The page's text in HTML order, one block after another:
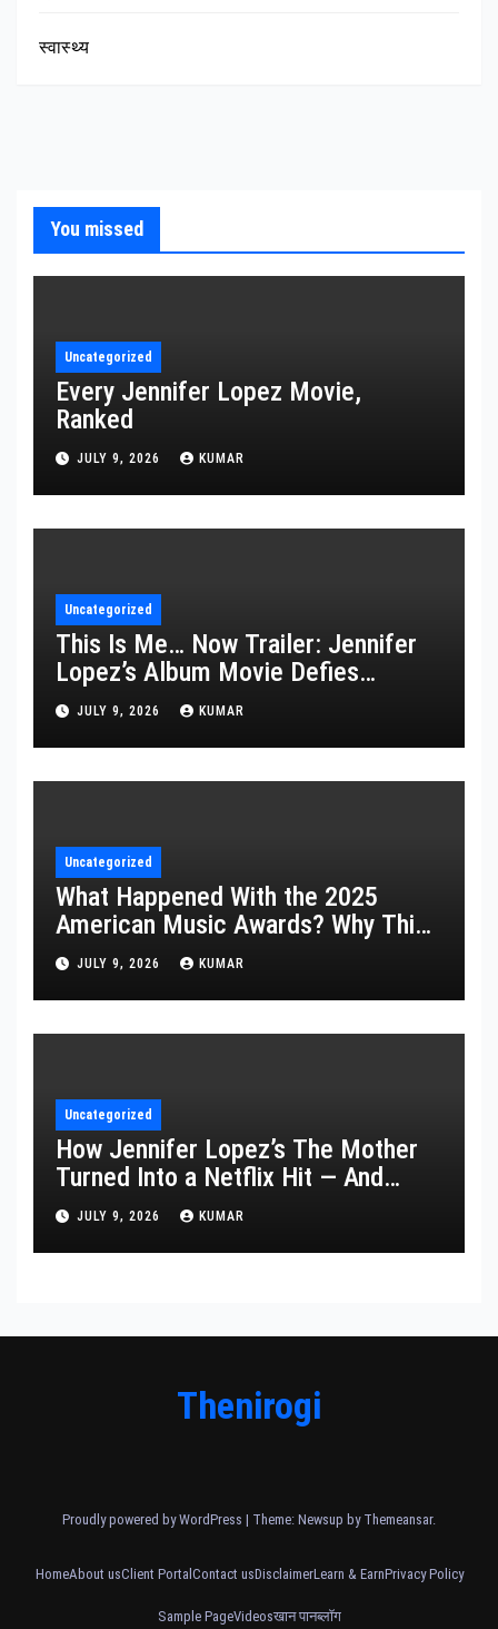
स्वास्थ्य
You missed
Uncategorized
Every Jennifer Lopez Movie,
Ranked
JULY 9, 2026 KUMAR
Uncategorized
This Is Me… Now Trailer: Jennifer
Lopez’s Album Movie Defies
Description
JULY 9, 2026 KUMAR
Uncategorized
What Happened With the 2025
American Music Awards? Why This
Year’s Ceremony Fell Flat
JULY 9, 2026 KUMAR
Uncategorized
How Jennifer Lopez’s The Mother
Turned Into a Netflix Hit — And
What It Says About Her Staying
Power
JULY 9, 2026 KUMAR
Thenirogi
Proudly powered by WordPress | Theme: Newsup by Themeansar.
HomeAbout usClient PortalContact usDisclaimerLearn & EarnPrivacy Policy
Sample PageVideosखान पानब्लॉग